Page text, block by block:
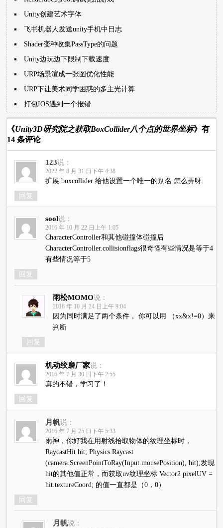
Unity创建艺术字体
飞书机器人发送unity手机中日志
Shader变种收集PassType的问题
Unity边玩边下限制下载速度
URP场景渲成一张图优化性能
URP下让美术同学困惑的多主光计算
打包IOS遇到一个报错
《Unity3D研究院之获取BoxCollider八个点的世界坐标》有
14 条评论
123说：
2022 年 8 月 31 日下午 4:38
扩展 boxcollider 给他设置一个唯一的别名 怎么弄呀.
回复
sool说：
2016 年 10 月 22 日上午 1:05
CharacterController和其他碰撞体碰撞后
CharacterController.collisionflags很奇怪有些情况是等于4
有些情况等于5
回复
雨松MOMO说：
2016 年 10 月 24 日上午 9:04
因为同时满足了两个条件， 你可以用 （xx&x!=0）来
判断
回复
机动绞磨厂家说：
2016 年 7 月 30 日下午 2:55
真的不错，学习了！
回复
月帆说：
2016 年 7 月 25 日下午 5:33
雨神，你好我在用射线拾取物体的纹理坐标时，
RaycastHit hit; Physics.Raycast
(camera.ScreenPointToRay(Input.mousePosition), hit);发现
hit的其他值正常，而获取uv纹理坐标 Vector2 pixelUV =
hit.textureCoord; 的值一直都是（0，0）
回复
月帆说：